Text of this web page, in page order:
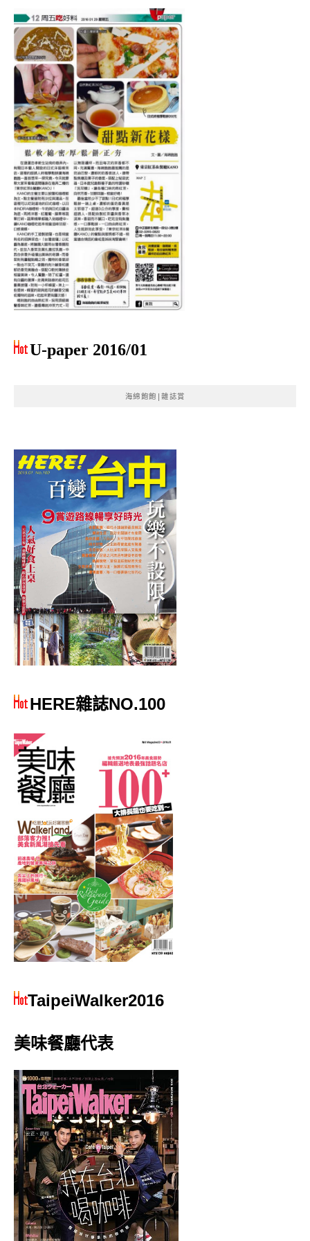
U-paper 2016/01
海綿飽飽|雜誌賞
HERE雜誌NO.100
TaipeiWalker2016
美味餐廳代表